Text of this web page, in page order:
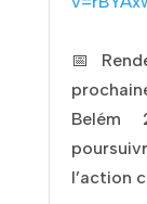
📅
Belém
l’action